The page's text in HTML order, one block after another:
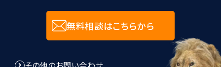
8.個人情報管理規程に関して
無料相談はこちらから